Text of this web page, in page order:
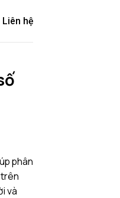
Liên hệ
phân
và